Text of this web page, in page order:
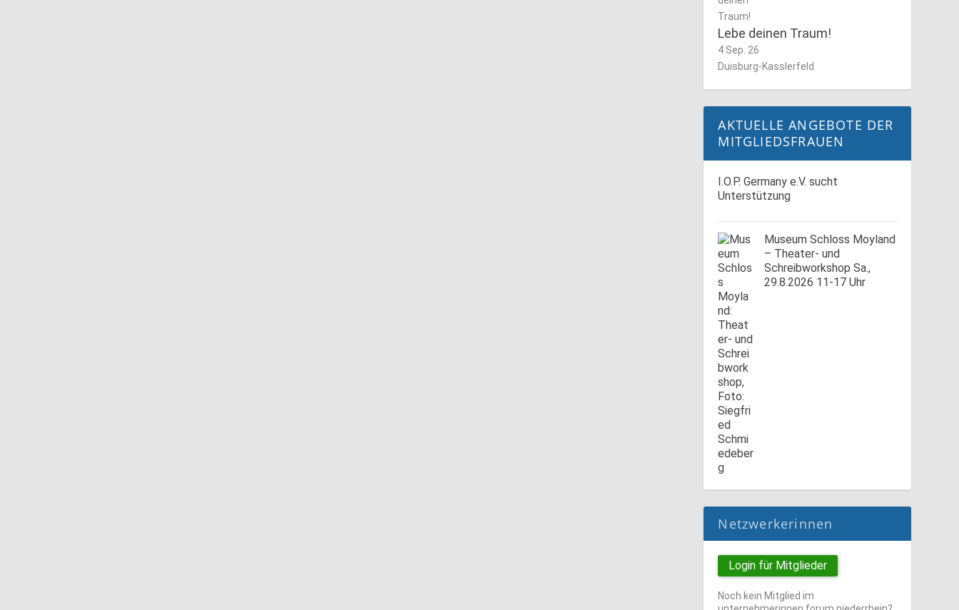
Lebe deinen Traum!
4 Sep. 26
Duisburg-Kasslerfeld
AKTUELLE ANGEBOTE DER
MITGLIEDSFRAUEN
I.O.P. Germany e.V. sucht
Unterstützung
Museum Schloss Moyland
– Theater- und
Schreibworkshop Sa.,
29.8.2026 11-17 Uhr
Netzwerkerinnen
Login für Mitglieder
Noch kein Mitglied im